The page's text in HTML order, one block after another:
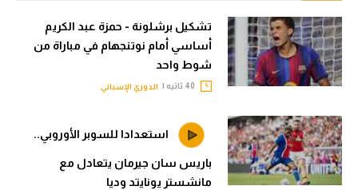
تشكيل برشلونة - حمزة عبد الكريم
أساسي أمام نوتنجهام في مباراة من
شوط واحد
الدوري الإسباني
استعدادا للسوبر الأوروبي..
باريس سان جيرمان يتعادل مع
مانشستر يونايتد وديا